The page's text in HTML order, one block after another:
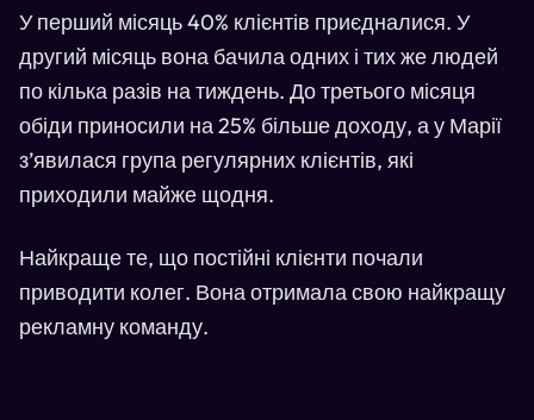
У перший місяць 40% клієнтів приєдналися. У
другий місяць вона бачила одних і тих же людей
по кілька разів на тиждень. До третього місяця
обіди приносили на 25% більше доходу, а у Марії
з’явилася група регулярних клієнтів, які
приходили майже щодня.
Найкраще те, що постійні клієнти почали
приводити колег. Вона отримала свою найкращу
рекламну команду.